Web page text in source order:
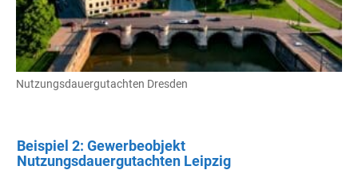
Nutzungsdauergutachten Dresden
Beispiel 2: Gewerbeobjekt
Nutzungsdauergutachten Leipzig